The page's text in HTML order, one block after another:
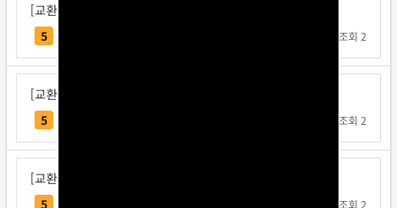
[교환신청] 지크사
5 조회 2
[교환신청] 탁구왕김탁구
5 조회 2
[교환신청] 베리독
5 조회 2